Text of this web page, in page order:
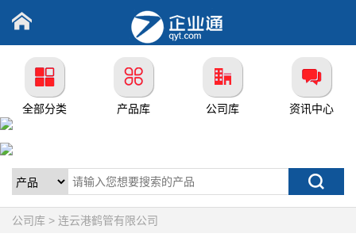
全部分类 产品库 公司库 资讯中心
公司库 > 连云港鹤管有限公司